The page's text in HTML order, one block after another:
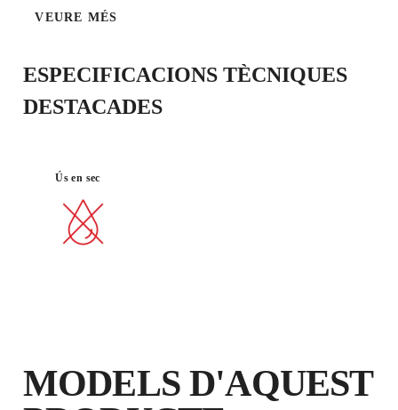
MARBRE
ELEGIBLES
VEURE MÉS
ESPECIFICACIONS TÈCNIQUES
DESTACADES
Ús en sec
MODELS D'AQUEST